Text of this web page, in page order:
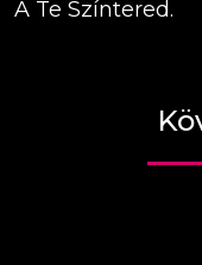
A Te Színtered.